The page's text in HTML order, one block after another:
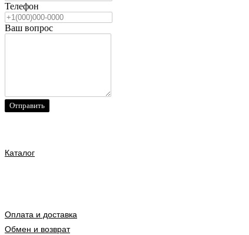
Каталог
Оплата и доставка
Обмен и возврат
Телефон
Ваш вопрос
Отправить